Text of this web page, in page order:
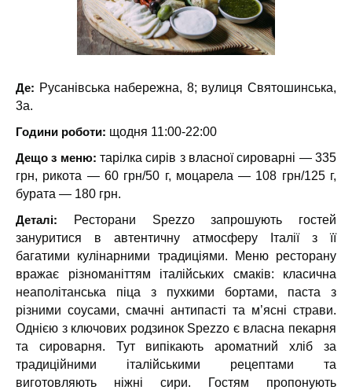
Де: Русанівська набережна, 8; вулиця Святошинська,
3а.
Години роботи: щодня 11:00-22:00
Дещо з меню: тарілка сирів з власної сироварні — 335
грн, рикота — 60 грн/50 г, моцарела — 108 грн/125 г,
бурата — 180 грн.
Деталі: Ресторани Spezzo запрошують гостей
зануритися в автентичну атмосферу Італії з її
багатими кулінарними традиціями. Меню ресторану
вражає різноманіттям італійських смаків: класична
неаполітанська піца з пухкими бортами, паста з
різними соусами, смачні антипасті та м’ясні страви.
Однією з ключових родзинок Spezzo є власна пекарня
та сироварня. Тут випікають ароматний хліб за
традиційними італійськими рецептами та
виготовляють ніжні сири. Гостям пропонують